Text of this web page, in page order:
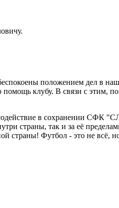
положением дел в
клубу. В связи с
в сохранении СФК
страны, так и за её
страны! Футбол - это не всё,